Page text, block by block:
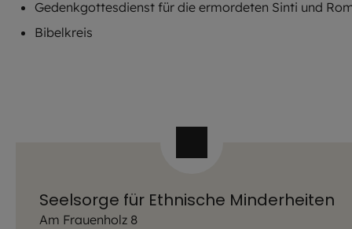
Gedenkgottesdienst für die ermordeten Sinti und
Bibelkreis
Seelsorge für Ethnische Minderheiten
Am Frauenholz 8